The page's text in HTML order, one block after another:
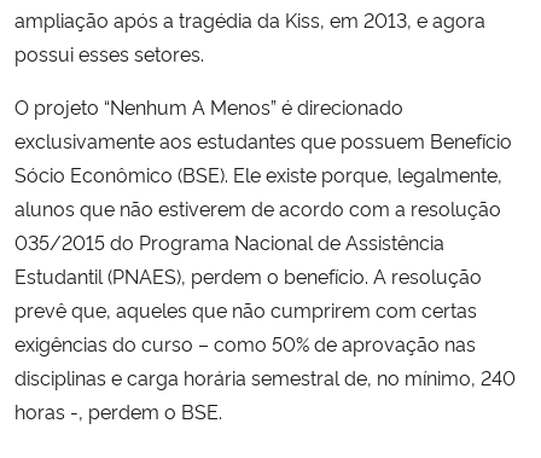
ampliação após a tragédia da Kiss, em 2013, e agora
possui esses setores.
O projeto “Nenhum A Menos” é direcionado
exclusivamente aos estudantes que possuem Benefício
Sócio Econômico (BSE). Ele existe porque, legalmente,
alunos que não estiverem de acordo com a resolução
035/2015 do Programa Nacional de Assistência
Estudantil (PNAES), perdem o benefício. A resolução
prevê que, aqueles que não cumprirem com certas
exigências do curso – como 50% de aprovação nas
disciplinas e carga horária semestral de, no mínimo, 240
horas -, perdem o BSE.